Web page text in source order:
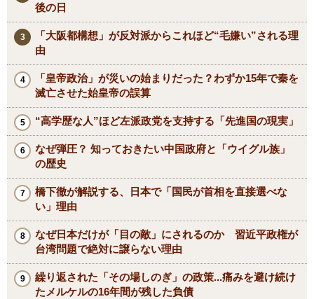
後の日
「大阪都構想」が反対派からこれほど“毛嫌い”される理
由
「皇帝政治」が災いの始まりだった？わずか15年で秦を
滅亡させた始皇帝の誤算
“高学歴な人”ほど左派政党を支持する「先進国の現実」
なぜ弾圧？ 知っておきたい中国政府と「ウイグル族」
の歴史
橋下徹が解説する、日本で「国民が首相を直接選べな
い」理由
なぜ日本だけが「目の敵」にされるのか 習近平政権が
台湾問題で絶対に譲らない理由
繰り返された「その場しのぎ」の政策...痛みを避け続け
たメルケルの16年間が残した負債